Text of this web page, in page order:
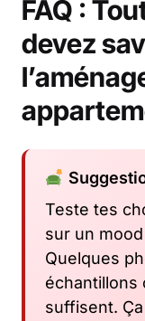
FAQ :
devez
Teste tes
sur un
Quelques
échantillons
suffisent.